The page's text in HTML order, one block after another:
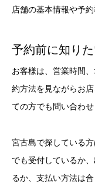
店舗の基本情報や予
予約前に知り
お客様は、営業時間
約方法を見ながらお
ての方でも問い合わせ
宮古島で探している
でも受付しているか
るか、支払い方法は